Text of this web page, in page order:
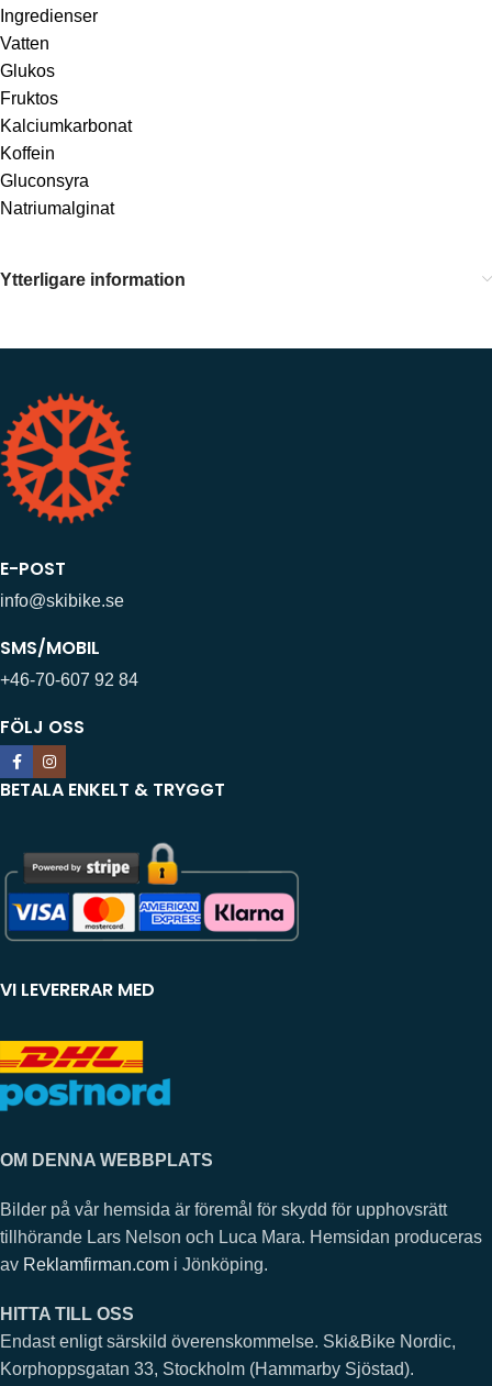
Ingredienser
Vatten
Glukos
Fruktos
Kalciumkarbonat
Koffein
Gluconsyra
Natriumalginat
Ytterligare information
E-POST
info@skibike.se
SMS/MOBIL
+46-70-607 92 84
FÖLJ OSS
BETALA ENKELT & TRYGGT
VI LEVERERAR MED
OM DENNA WEBBPLATS
Bilder på vår hemsida är föremål för skydd för upphovsrätt
tillhörande Lars Nelson och Luca Mara. Hemsidan produceras
av Reklamfirman.com i Jönköping.
HITTA TILL OSS
Endast enligt särskild överenskommelse. Ski&Bike Nordic,
Korphoppsgatan 33, Stockholm (Hammarby Sjöstad).